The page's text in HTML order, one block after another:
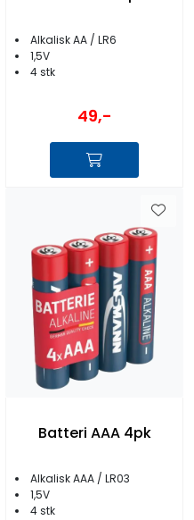
Alkalisk AA / LR6
1,5V
4 stk
49,-
Batteri AAA 4pk
Alkalisk AAA / LR03
1,5V
4 stk